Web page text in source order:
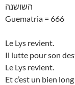
השושנה
Guematria = 666
Le Lys revient.
Il lutte pour son
Le Lys revient.
Et c’est un bien